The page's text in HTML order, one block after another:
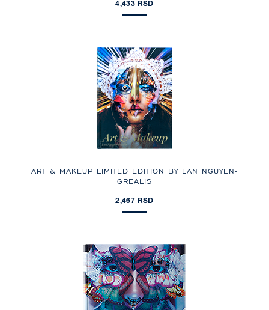
4,433 RSD
ART & MAKEUP LIMITED EDITION BY LAN NGUYEN-
GREALIS
2,467 RSD